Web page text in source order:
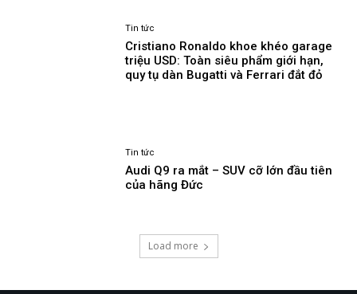
Tin tức
Cristiano Ronaldo khoe khéo garage
triệu USD: Toàn siêu phẩm giới hạn,
quy tụ dàn Bugatti và Ferrari đắt đỏ
Tin tức
Audi Q9 ra mắt – SUV cỡ lớn đầu tiên
của hãng Đức
Load more